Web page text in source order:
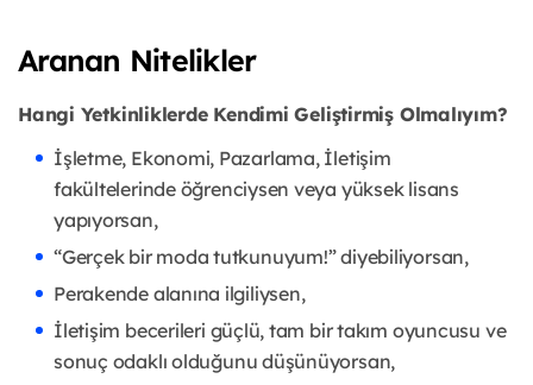
Aranan Nitelikler
Hangi Yetkinliklerde Kendimi Geliştirmiş Olmalıyım?
İşletme, Ekonomi, Pazarlama, İletişim
fakültelerinde öğrenciysen veya yüksek lisans
yapıyorsan,
“Gerçek bir moda tutkunuyum!” diyebiliyorsan,
Perakende alanına ilgiliysen,
İletişim becerileri güçlü, tam bir takım oyuncusu ve
sonuç odaklı olduğunu düşünüyorsan,